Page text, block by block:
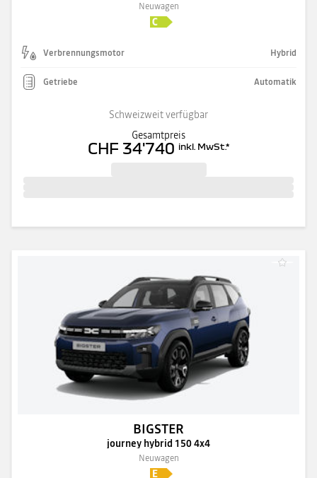
Neuwagen
Verbrennungsmotor Hybrid
Getriebe Automatik
Schweizweit verfügbar
Gesamtpreis
CHF 34'740 inkl. MwSt.*
BIGSTER
journey hybrid 150 4x4
Neuwagen